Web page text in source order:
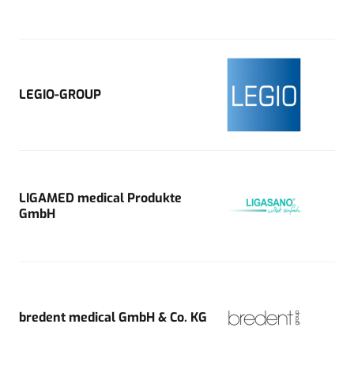
LEGIO-GROUP
LIGAMED medical Produkte
GmbH
bredent medical GmbH & Co. KG